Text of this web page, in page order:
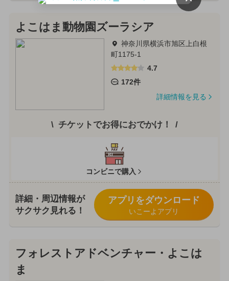
よこはま動物園ズーラシア
神奈川県横浜市旭区上白根
町1175-1
4.7
172件
詳細情報を見る
チケットでお得におでかけ！
コンビニで購入
詳細・周辺情報が
サクサク見れる！
アプリをダウンロード
いこーよアプリ
フォレストアドベンチャー・よこは
ま